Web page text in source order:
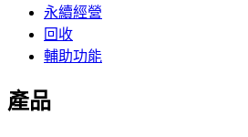
永續經營
回收
輔助功能
產品